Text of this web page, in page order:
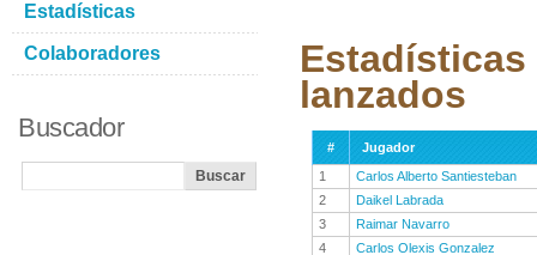
lanzados
#
Jugador
1
Carlos Alberto Santiesteban
2
Daikel Labrada
3
Raimar Navarro
4
Carlos Olexis Gonzalez
Estadísticas
Colaboradores
Buscador